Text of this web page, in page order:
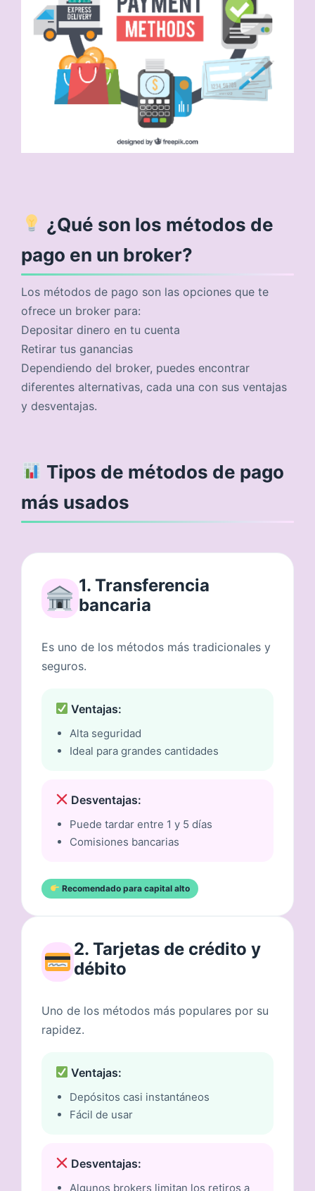
¿Qué son los métodos de
pago en un broker?
Los métodos de pago son las opciones que te
ofrece un broker para:
Depositar dinero en tu cuenta
Retirar tus ganancias
Dependiendo del broker, puedes encontrar
diferentes alternativas, cada una con sus ventajas
y desventajas.
Tipos de métodos de pago
más usados
1. Transferencia
bancaria
Es uno de los métodos más tradicionales y
seguros.
Ventajas:
Alta seguridad
Ideal para grandes cantidades
Desventajas:
Puede tardar entre 1 y 5 días
Comisiones bancarias
Recomendado para capital alto
2. Tarjetas de crédito y
débito
Uno de los métodos más populares por su
rapidez.
Ventajas:
Depósitos casi instantáneos
Fácil de usar
Desventajas:
Algunos brokers limitan los retiros a